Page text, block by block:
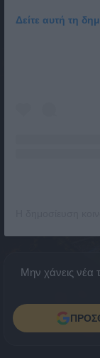
Δείτε αυτή τη
Μην χάνεις νέα